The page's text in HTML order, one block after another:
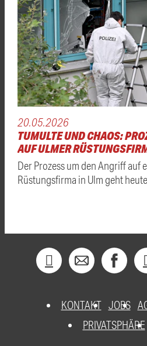
20.05.2026
TUMULTE UND CHAOS:
AUF ULMER
Der Prozess um den Angriff auf
Rüstungsfirma in Ulm geht
KONTAKT JOBS
PRIVATSPHÄRE